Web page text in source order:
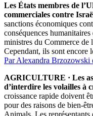
Les États membres de
commerciales contre
sanctions économiques
conséquences
ministres du Commerce de
Cependant, ils sont encore
Par Alexandra Brzozowski
AGRICULTURE · Les
d’interdire les volailles à
croissance rapide doivent
pour des raisons de bien-
Animals. Les représentants